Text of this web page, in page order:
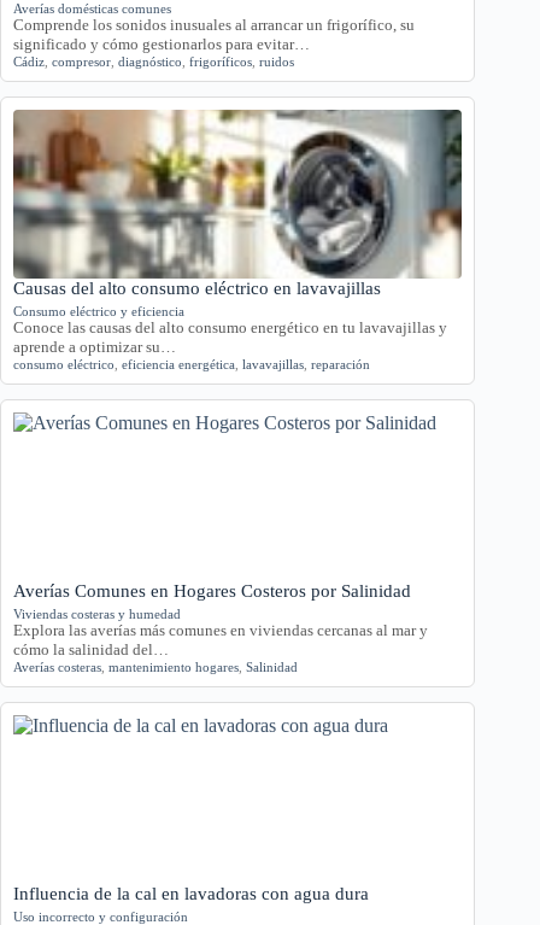
Averías domésticas comunes
Comprende los sonidos inusuales al arrancar un frigorífico, su
significado y cómo gestionarlos para evitar…
Cádiz compresor diagnóstico frigoríficos ruidos
Causas del alto consumo eléctrico en lavavajillas
Consumo eléctrico y eficiencia
Conoce las causas del alto consumo energético en tu lavavajillas y
aprende a optimizar su…
consumo eléctrico eficiencia energética lavavajillas reparación
Averías Comunes en Hogares Costeros por Salinidad
Viviendas costeras y humedad
Explora las averías más comunes en viviendas cercanas al mar y
cómo la salinidad del…
Averías costeras mantenimiento hogares Salinidad
Influencia de la cal en lavadoras con agua dura
Uso incorrecto y configuración